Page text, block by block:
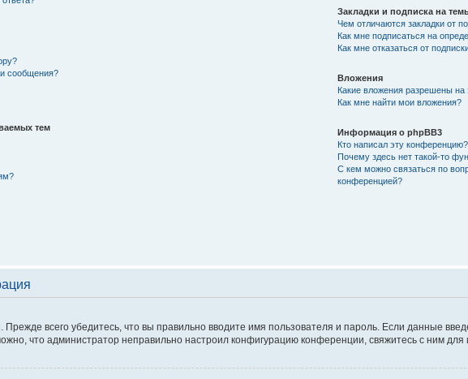
сообщения?
тем
Закладки и подписка на
Чем отличаются закладки от
Как мне подписаться на
Как мне отказаться от
Вложения
Какие вложения разрешены на
Как мне найти мои вложения?
Информация о phpBB3
Кто написал эту конференцию?
Почему здесь нет такой-то
С кем можно связаться по
конференцией?
всего убедитесь, что вы правильно вводите имя пользователя и пароль. Если данные
что администратор неправильно настроил конфигурацию конференции, свяжитесь с ним для